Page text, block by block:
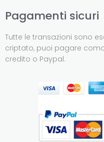
Pagamenti sicuri
Tutte le transazioni sono
criptato, puoi pagare
credito o Paypal.